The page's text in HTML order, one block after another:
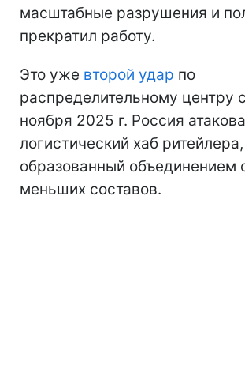
масштабные разрушения и
прекратил работу.
Это уже второй удар по
распределительному центру
ноября 2025 г. Россия
логистический хаб ритейлера,
образованный объединением
меньших составов.